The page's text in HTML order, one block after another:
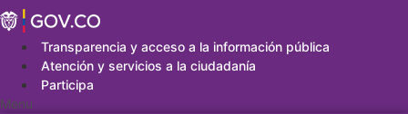
Saltar
al
contenidoTransparencia y acceso a la información pública
Atención y servicios a la ciudadanía
Participa
Menu